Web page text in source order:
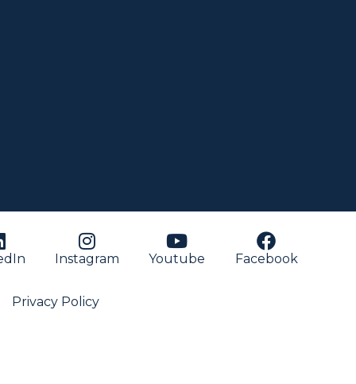
Instagram Youtube Facebook
Privacy Policy